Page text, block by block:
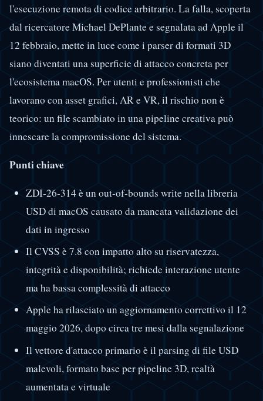
l'esecuzione remota di codice arbitrario. La falla, scoperta
dal ricercatore Michael DePlante e segnalata ad Apple il
12 febbraio, mette in luce come i parser di formati 3D
siano diventati una superficie di attacco concreta per
l'ecosistema macOS. Per utenti e professionisti che
lavorano con asset grafici, AR e VR, il rischio non è
teorico: un file scambiato in una pipeline creativa può
innescare la compromissione del sistema.
Punti chiave
ZDI-26-314 è un out-of-bounds write nella libreria
USD di macOS causato da mancata validazione dei
dati in ingresso
Il CVSS è 7.8 con impatto alto su riservatezza,
integrità e disponibilità; richiede interazione utente
ma ha bassa complessità di attacco
Apple ha rilasciato un aggiornamento correttivo il 12
maggio 2026, dopo circa tre mesi dalla segnalazione
Il vettore d'attacco primario è il parsing di file USD
malevoli, formato base per pipeline 3D, realtà
aumentata e virtuale